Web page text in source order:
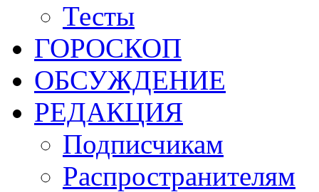
Тесты
ГОРОСКОП
ОБСУЖДЕНИЕ
РЕДАКЦИЯ
Подписчикам
Распространителям